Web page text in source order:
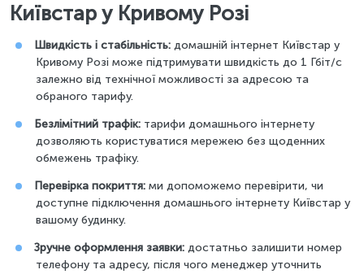
Київстар у Кривому Розі
Швидкість і стабільність: домашній інтернет Київстар у
Кривому Розі може підтримувати швидкість до 1 Гбіт/с
залежно від технічної можливості за адресою та
обраного тарифу.
Безлімітний трафік: тарифи домашнього інтернету
дозволяють користуватися мережею без щоденних
обмежень трафіку.
Перевірка покриття: ми допоможемо перевірити, чи
доступне підключення домашнього інтернету Київстар у
вашому будинку.
Зручне оформлення заявки: достатньо залишити номер
телефону та адресу, після чого менеджер уточнить